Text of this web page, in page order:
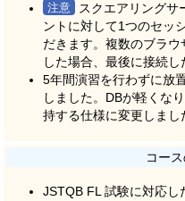
スクエアリングサ
ントに対して1つのセッ
だきます。複数のブラ
した場合、最後に接続し
5年間演習を行わずに放
しました。DBが軽くな
持する仕様に変更しまし
コー
JSTQB FL 試験に対応し